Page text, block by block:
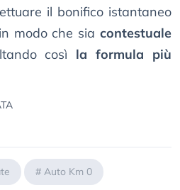
il bonifico istantaneo
modo che sia contestuale
così la formula più
# Auto Km 0